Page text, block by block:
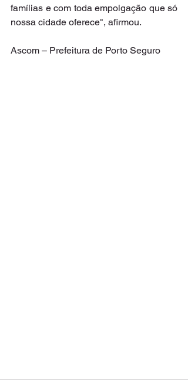
famílias e com toda empolgação que só
nossa cidade oferece", afirmou.
Ascom – Prefeitura de Porto Seguro